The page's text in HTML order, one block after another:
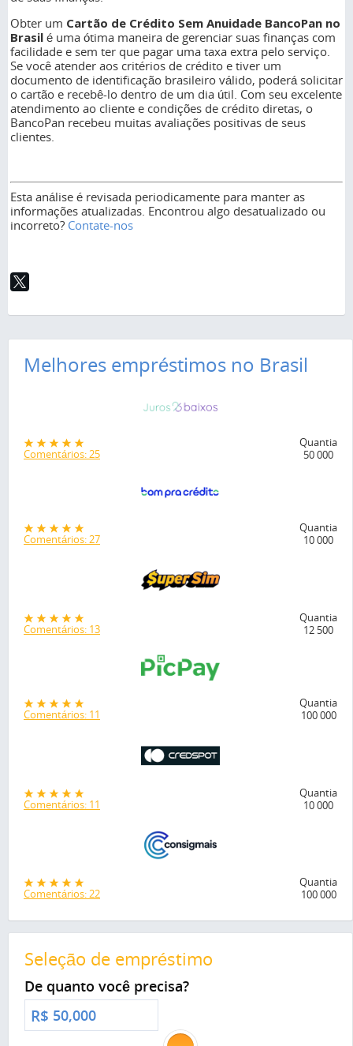
Obter um Cartão de Crédito Sem Anuidade BancoPan no
Brasil é uma ótima maneira de gerenciar suas finanças com
facilidade e sem ter que pagar uma taxa extra pelo serviço.
Se você atender aos critérios de crédito e tiver um
documento de identificação brasileiro válido, poderá solicitar
o cartão e recebê-lo dentro de um dia útil. Com seu excelente
atendimento ao cliente e condições de crédito diretas, o
BancoPan recebeu muitas avaliações positivas de seus
clientes.
Esta análise é revisada periodicamente para manter as
informações atualizadas. Encontrou algo desatualizado ou
incorreto? Contate-nos
Melhores empréstimos no Brasil
Comentários: 25
Quantia
50 000
Comentários: 27
Quantia
10 000
Comentários: 13
Quantia
12 500
Comentários: 11
Quantia
100 000
Comentários: 11
Quantia
10 000
Comentários: 22
Quantia
100 000
Seleção de empréstimo
De quanto você precisa?
R$